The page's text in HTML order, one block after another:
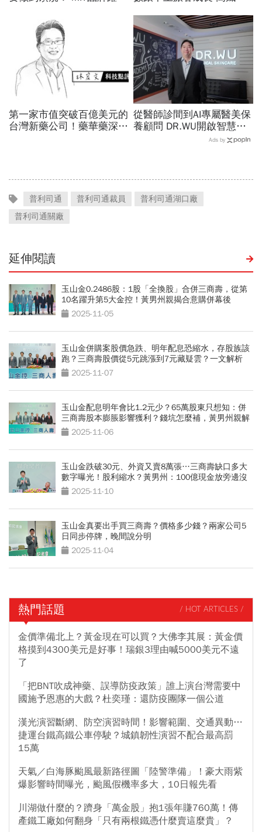
美業生醫新高度
第一家市值突破百億美元的
台灣新藥公司！藥華藥深耕
從醫師診間到AI專屬醫美保
養顧問 DR.WU開啟智慧養
Ads by
普利司通 普利司通裁員
普利司通湖口廠
普利司通關廠
延伸閱讀
玉山金0.2486股：1股「全換股」合併三商壽，從第
10名躍升第5大金控！黃男州親揭合意購併幕後
2025-11-05
玉山金併購案股價急跌、明年配息恐縮水，存股族該
跑？三商壽股價從5元跳漲到7元藏疑雲？一文解析
2025-11-07
玉山金配息明年會比1.2元少？65萬股東只想知：併
三商壽股本膨脹影響獲利？錢坑怎麼補，黃男州親解
2025-11-06
玉山金跌破30元、外資又賣8萬張…三商壽缺口多大
數字曝光！股利縮水？黃男州：100億現金放旁邊沒
用 2025-11-10
玉山金真要出手買三商壽？價格多少錢？兩家公司5
日同步停牌，晚間說分明
2025-11-04
熱門話題 / HOT ARTICLES /
金價準備北上？黃金現在可以買？大佛李其展：黃金價
格摸到4300美元是好事！瑞銀3理由喊5000美元不遠
了
「把BNT吹成神藥、誤導防疫政策」誰上演台灣需要中
國施予恩惠的大戲？杜奕瑾：還防疫團隊一個公道
漢光演習斷網、防空演習時間！影響範圍、交通異動…
捷運台鐵高鐵公車停駛？城鎮韌性演習不配合最高罰
15萬
天氣／白海豚颱風最新路徑圖「陸警準備」！豪大雨紫
爆影響時間曝光，颱風假機率多大，10日報先看
川湖做什麼的？躋身「萬金股」抱1張年賺760萬！傳
產鐵工廠如何翻身「只有兩根鐵憑什麼賣這麼貴」？